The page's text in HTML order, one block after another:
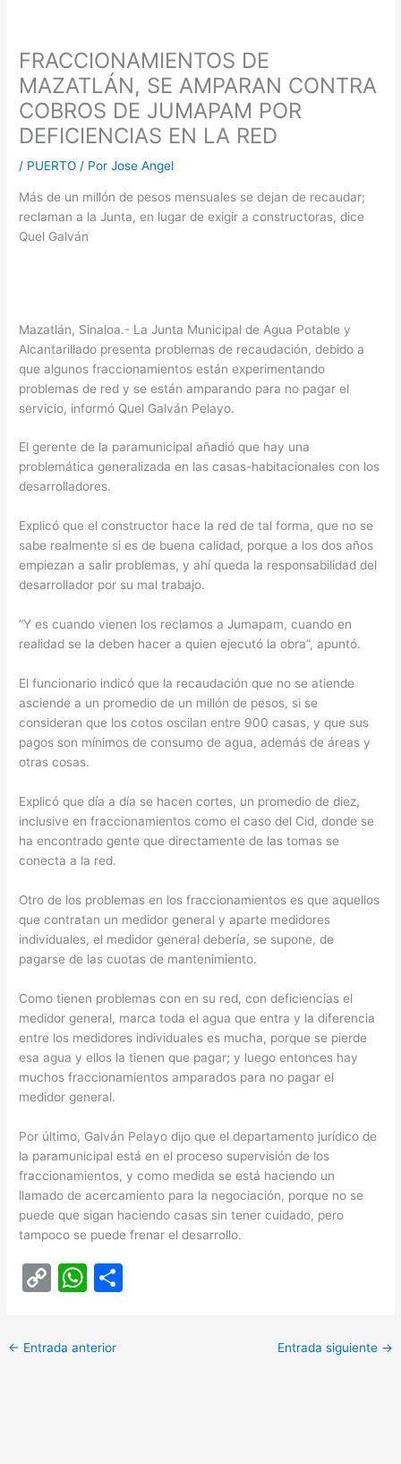
FRACCIONAMIENTOS DE
MAZATLÁN, SE AMPARAN CONTRA
COBROS DE JUMAPAM POR
DEFICIENCIAS EN LA RED
/ PUERTO / PorJose Angel
Más de un millón de pesos mensuales se dejan de recaudar;
reclaman a la Junta, en lugar de exigir a constructoras, dice
Quel Galván
Mazatlán, Sinaloa.- La Junta Municipal de Agua Potable y
Alcantarillado presenta problemas de recaudación, debido a
que algunos fraccionamientos están experimentando
problemas de red y se están amparando para no pagar el
servicio, informó Quel Galván Pelayo.
El gerente de la paramunicipal añadió que hay una
problemática generalizada en las casas-habitacionales con los
desarrolladores.
Explicó que el constructor hace la red de tal forma, que no se
sabe realmente si es de buena calidad, porque a los dos años
empiezan a salir problemas, y ahí queda la responsabilidad del
desarrollador por su mal trabajo.
“Y es cuando vienen los reclamos a Jumapam, cuando en
realidad se la deben hacer a quien ejecutó la obra”, apuntó.
El funcionario indicó que la recaudación que no se atiende
asciende a un promedio de un millón de pesos, si se
consideran que los cotos oscilan entre 900 casas, y que sus
pagos son mínimos de consumo de agua, además de áreas y
otras cosas.
Explicó que día a día se hacen cortes, un promedio de diez,
inclusive en fraccionamientos como el caso del Cid, donde se
ha encontrado gente que directamente de las tomas se
conecta a la red.
Otro de los problemas en los fraccionamientos es que aquellos
que contratan un medidor general y aparte medidores
individuales, el medidor general debería, se supone, de
pagarse de las cuotas de mantenimiento.
Como tienen problemas con en su red, con deficiencias el
medidor general, marca toda el agua que entra y la diferencia
entre los medidores individuales es mucha, porque se pierde
esa agua y ellos la tienen que pagar; y luego entonces hay
muchos fraccionamientos amparados para no pagar el
medidor general.
Por último, Galván Pelayo dijo que el departamento jurídico de
la paramunicipal está en el proceso supervisión de los
fraccionamientos, y como medida se está haciendo un
llamado de acercamiento para la negociación, porque no se
puede que sigan haciendo casas sin tener cuidado, pero
tampoco se puede frenar el desarrollo.
C
p
y
W
at
s
← Entrada anterior Entrada siguiente →